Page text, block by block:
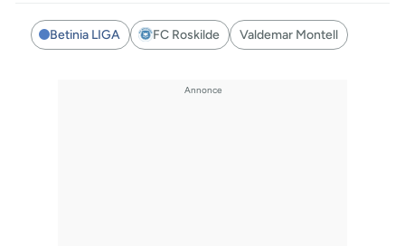
Betinia LIGA FC Roskilde Valdemar Montell